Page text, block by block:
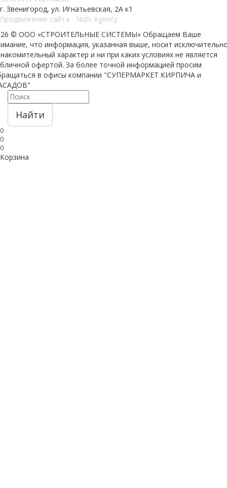
г. Звенигород, ул. Игнатьевская, 2А к1
Продвижение сайта - Nuts Agency
© ООО «СТРОИТЕЛЬНЫЕ СИСТЕМЫ» Обращаем Ваше
что информация, указанная выше, носит
характер и ни при каких условиях не является
офертой. За более точной информацией просим
в офисы компании "СУПЕРМАРКЕТ КИРПИЧА и
Найти
0
0
0
Корзина